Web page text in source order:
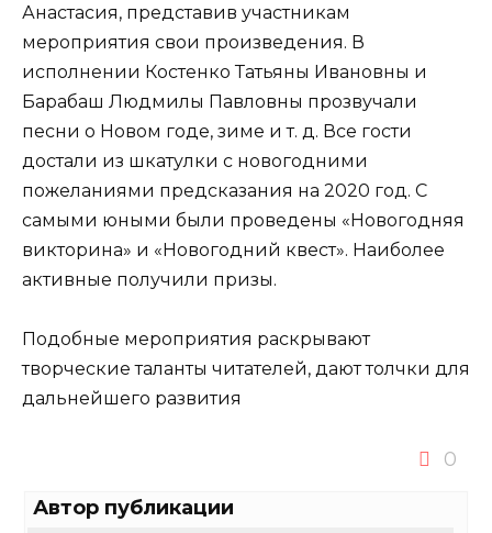
Анастасия, представив участникам
мероприятия свои произведения. В
исполнении Костенко Татьяны Ивановны и
Барабаш Людмилы Павловны прозвучали
песни о Новом годе, зиме и т. д. Все гости
достали из шкатулки с новогодними
пожеланиями предсказания на 2020 год. С
самыми юными были проведены «Новогодняя
викторина» и «Новогодний квест». Наиболее
активные получили призы.
Подобные мероприятия раскрывают
творческие таланты читателей, дают толчки для
дальнейшего развития
0
Автор публикации